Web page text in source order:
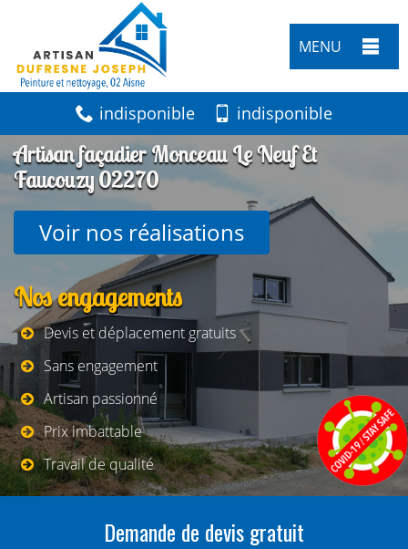
MENU
indisponible indisponible
Artisan façadier Monceau Le Neuf Et
Faucouzy 02270
Voir nos réalisations
Nos engagements
Devis et déplacement gratuits
Sans engagement
Artisan passionné
Prix imbattable
Travail de qualité
Demande de devis gratuit